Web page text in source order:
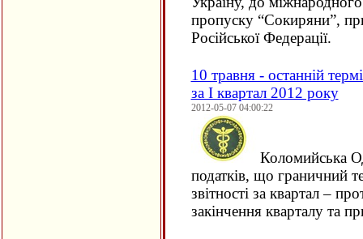
пропуску “Сокиряни”,
Російської Федерації.
10 травня - останній
за I квартал 2012 року
2012-05-07 04:00:22
Коломийська
податків, що граничний
звітності за квартал –
закінчення кварталу та